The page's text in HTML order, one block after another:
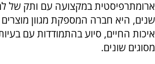
שנים, היא חברה המספקת מגוון מוצרים
איכות החיים, סיוע בהתמודדות עם
מסוגים שונים.